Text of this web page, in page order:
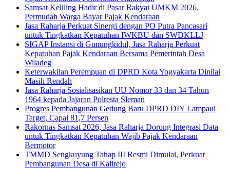
Samsat Keliling Hadir di Pasar Rakyat UMKM 2026,
Permudah Warga Bayar Pajak Kendaraan
Jasa Raharja Perkuat Sinergi dengan PO Putra Pancasari
untuk Tingkatkan Kepatuhan IWKBU dan SWDKLLJ
SIGAP Instansi di Gunungkidul, Jasa Raharja Perkuat
Kepatuhan Pajak Kendaraan Bersama Pemerintah Desa
Wiladeg
Keterwakilan Perempuan di DPRD Kota Yogyakarta Dinilai
Masih Rendah
Jasa Raharja Sosialisasikan UU Nomor 33 dan 34 Tahun
1964 kepada Jajaran Polresta Sleman
Progres Pembangunan Gedung Baru DPRD DIY Lampaui
Target, Capai 81,7 Persen
Rakornas Samsat 2026, Jasa Raharja Dorong Integrasi Data
untuk Tingkatkan Kepatuhan Wajib Pajak Kendaraan
Bermotor
TMMD Sengkuyung Tahap III Resmi Dimulai, Perkuat
Pembangunan Desa di Kalirejo